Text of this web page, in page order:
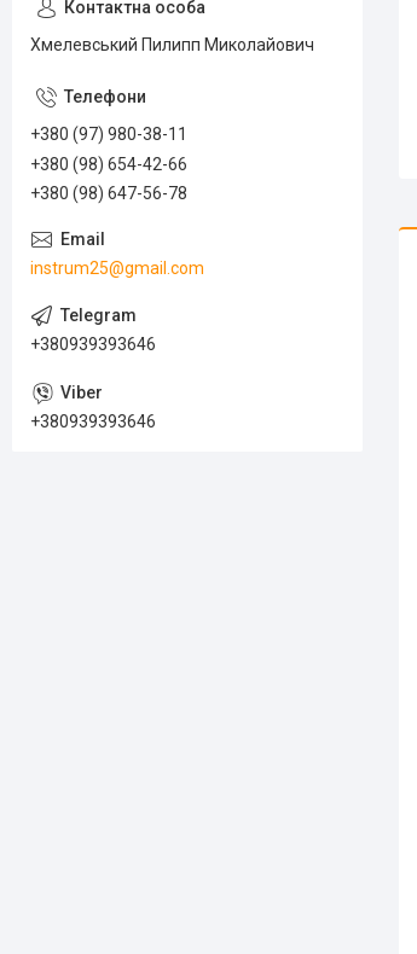
Хмелевський Пилипп Миколайович
+380 (97) 980-38-11
+380 (98) 654-42-66
+380 (98) 647-56-78
instrum25@gmail.com
+380939393646
+380939393646